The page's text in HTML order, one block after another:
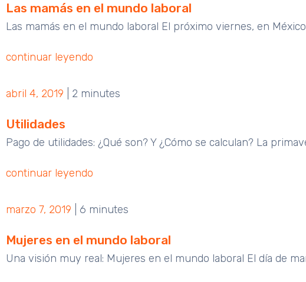
Las mamás en el mundo laboral
Las mamás en el mundo laboral El próximo viernes, en
continuar leyendo
abril 4, 2019 2 minutes
Utilidades
Pago de utilidades: ¿Qué son? Y ¿Cómo se calculan? La
continuar leyendo
marzo 7, 2019 6 minutes
Mujeres en el mundo laboral
Una visión muy real: Mujeres en el mundo laboral El día de